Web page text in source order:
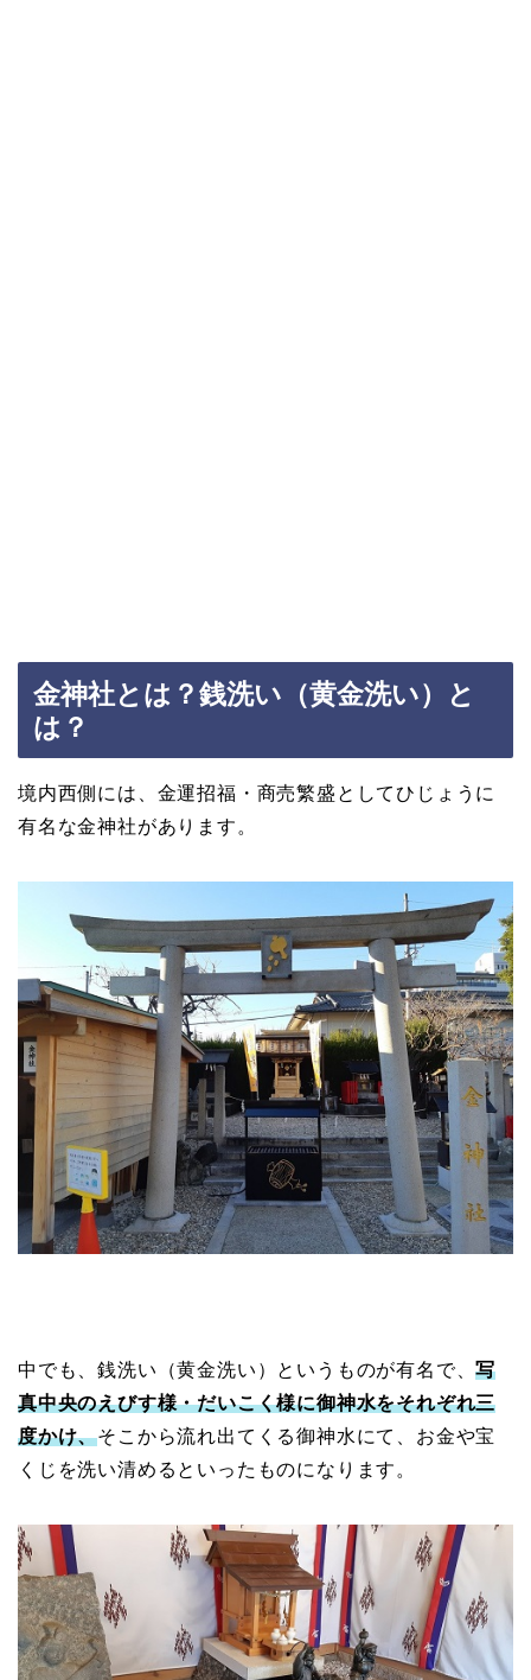
金神社とは？銭洗い（黄金洗い）と
は？
境内西側には、金運招福・商売繁盛としてひじょうに
有名な金神社があります。
中でも、銭洗い（黄金洗い）というものが有名で、写
真中央のえびす様・だいこく様に御神水をそれぞれ三
度かけ、そこから流れ出てくる御神水にて、お金や宝
くじを洗い清めるといったものになります。